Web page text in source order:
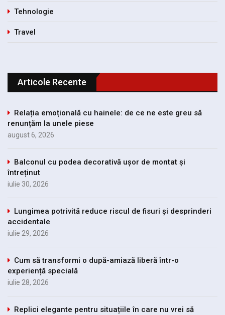
Tehnologie
Travel
Articole Recente
Relația emoțională cu hainele: de ce ne este greu să
renunțăm la unele piese
august 6, 2026
Balconul cu podea decorativă ușor de montat și
întreținut
iulie 30, 2026
Lungimea potrivită reduce riscul de fisuri și desprinderi
accidentale
iulie 29, 2026
Cum să transformi o după-amiază liberă într-o
experiență specială
iulie 28, 2026
Replici elegante pentru situațiile în care nu vrei să